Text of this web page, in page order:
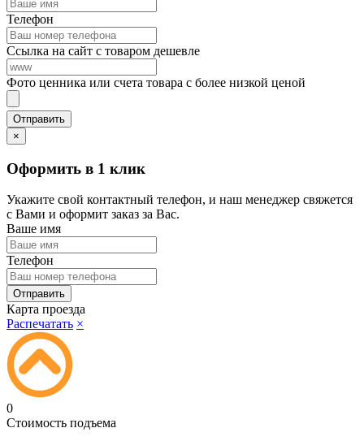
Телефон
Ссылка на сайт с товаром дешевле
Фото ценника или счета товара с более низкой ценой
×
Оформить в 1 клик
Укажите свой контактный телефон, и наш менеджер свяжется
с Вами и оформит заказ за Вас.
Ваше имя
Телефон
Карта проезда
Распечатать ×
0
Стоимость подъема